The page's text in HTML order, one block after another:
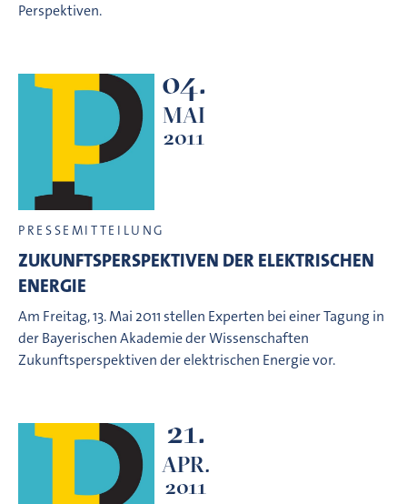
Perspektiven.
04.
MAI
2011
PRESSEMITTEILUNG
ZUKUNFTSPERSPEKTIVEN DER ELEKTRISCHEN
ENERGIE
Am Freitag, 13. Mai 2011 stellen Experten bei einer Tagung in
der Bayerischen Akademie der Wissenschaften
Zukunftsperspektiven der elektrischen Energie vor.
21.
APR.
2011